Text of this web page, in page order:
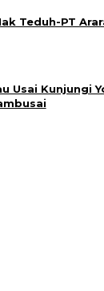
Teduh-PT
Usai Kunjungi